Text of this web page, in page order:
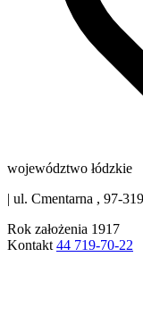
województwo łódzkie
| ul. Cmentarna , 97-319
Rok założenia 1917
Kontakt 44 719-70-22